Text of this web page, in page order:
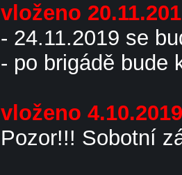
vloženo
- 24.11.2019 se
- po brigádě bude
vloženo
Pozor!!! Sobotní